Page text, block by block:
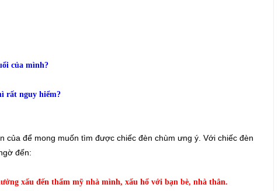
của mình?
rất nguy hiểm?
để mong muốn tìm được chiếc đèn chùm ưng ý. Với chiếc đèn
đến:
xấu đến thẩm mỹ nhà mình, xấu hổ với bạn bè, nhà thân.